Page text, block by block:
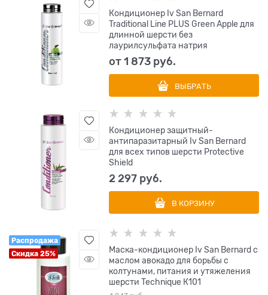
Кондиционер Iv San Bernard
Traditional Line PLUS Green Apple для
длинной шерсти без
лаурилсульфата натрия
от1 873 руб.
ВЫБРАТЬ
Кондиционер защитный-
антипаразитарный Iv San Bernard
для всех типов шерсти Protective
Shield
2 297 руб.
В КОРЗИНУ
Распродажа
Скидка 25%
Маска-кондиционер Iv San Bernard с
маслом авокадо для борьбы с
колтунами, питания и утяжеления
шерсти Technique К101